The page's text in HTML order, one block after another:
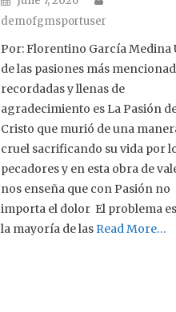
demofgmsportuser
Por: Florentino García Medina
de las pasiones más
recordadas y llenas de
agradecimiento es La Pasión
Cristo que murió de una
cruel sacrificando su vida por
pecadores y en esta obra de
nos enseña que con Pasión no
importa el dolor El problema
la mayoría de lasRead More…